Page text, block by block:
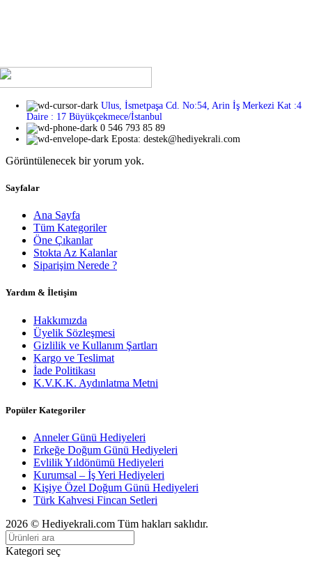
Ulus, İsmetpaşa Cd. No:54, Arin İş Merkezi Kat :4
Daire : 17 Büyükçekmece/İstanbul
0 546 793 85 89
Eposta: destek@hediyekrali.com
Görüntülenecek bir yorum yok.
Sayfalar
Ana Sayfa
Tüm Kategoriler
Öne Çıkanlar
Stokta Az Kalanlar
Siparişim Nerede ?
Yardım & İletişim
Hakkımızda
Üyelik Sözleşmesi
Gizlilik ve Kullanım Şartları
Kargo ve Teslimat
İade Politikası
K.V.K.K. Aydınlatma Metni
Popüler Kategoriler
Anneler Günü Hediyeleri
Erkeğe Doğum Günü Hediyeleri
Evlilik Yıldönümü Hediyeleri
Kurumsal – İş Yeri Hediyeleri
Kişiye Özel Doğum Günü Hediyeleri
Türk Kahvesi Fincan Setleri
2026 © Hediyekrali.com Tüm hakları saklıdır.
Kategori seç